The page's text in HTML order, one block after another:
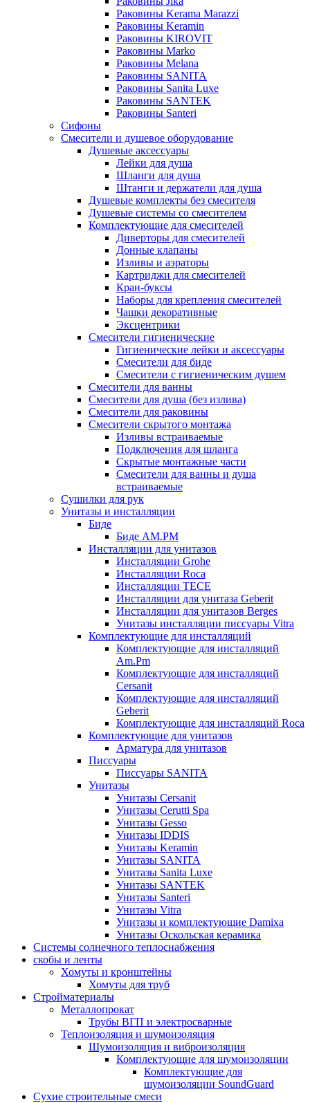
Раковины Kerama Marazzi
Раковины Keramin
Раковины KIROVIT
Раковины Marko
Раковины Melana
Раковины SANITA
Раковины Sanita Luxe
Раковины SANTEK
Раковины Santeri
Сифоны
Смесители и душевое оборудование
Душевые аксессуары
Лейки для душа
Шланги для душа
Штанги и держатели для душа
Душевые комплекты без смесителя
Душевые системы со смесителем
Комплектующие для смесителей
Диверторы для смесителей
Донные клапаны
Изливы и аэраторы
Картриджи для смесителей
Кран-буксы
Наборы для крепления смесителей
Чашки декоративные
Эксцентрики
Смесители гигиенические
Гигиенические лейки и аксессуары
Смесители для биде
Смесители с гигиеническим душем
Смесители для ванны
Смесители для душа (без излива)
Смесители для раковины
Смесители скрытого монтажа
Изливы встраиваемые
Подключения для шланга
Скрытые монтажные части
Смесители для ванны и душа
встраиваемые
Сушилки для рук
Унитазы и инсталляции
Биде
Биде AM.PM
Инсталляции для унитазов
Инсталляции Grohe
Инсталляции Roca
Инсталляции TECE
Инсталляции для унитаза Geberit
Инсталляции для унитазов Berges
Унитазы инсталляции писсуары Vitra
Комплектующие для инсталляций
Комплектующие для инсталляций
Am.Pm
Комплектующие для инсталляций
Cersanit
Комплектующие для инсталляций
Geberit
Комплектующие для инсталляций Roca
Комплектующие для унитазов
Арматура для унитазов
Писсуары
Писсуары SANITA
Унитазы
Унитазы Cersanit
Унитазы Cerutti Spa
Унитазы Gesso
Унитазы IDDIS
Унитазы Keramin
Унитазы SANITA
Унитазы Sanita Luxe
Унитазы SANTEK
Унитазы Santeri
Унитазы Vitra
Унитазы и комплектующие Damixa
Унитазы Оскольская керамика
Системы солнечного теплоснабжения
скобы и ленты
Хомуты и кронштейны
Хомуты для труб
Стройматериалы
Металлопрокат
Трубы ВГП и электросварные
Теплоизоляция и шумоизоляция
Шумоизоляция и виброизоляция
Комплектующие для шумоизоляции
Комплектующие для
шумоизоляции SoundGuard
Сухие строительные смеси